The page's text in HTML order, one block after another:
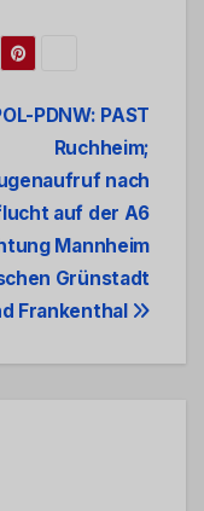
PDNW: PAST
Ruchheim;
nach
auf der A6
Mannheim
Grünstadt
Frankenthal